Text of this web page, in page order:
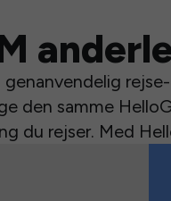
den samme
du rejser. Med